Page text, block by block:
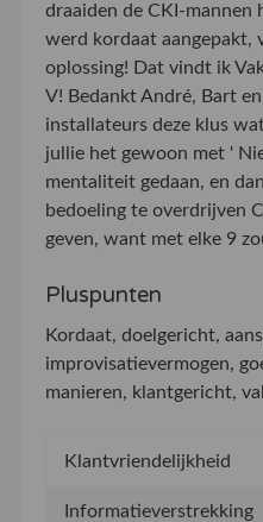
draaiden de CKI-mannen
werd kordaat aangepakt,
oplossing! Dat vindt ik
V! Bedankt André, Bart
installateurs deze klus
jullie het gewoon met '
mentaliteit gedaan, en
bedoeling te overdrijven
geven, want met elke 9
Pluspunten
Kordaat, doelgericht,
improvisatievermogen,
manieren, klantgericht,
Klantvriendelijkheid
Informatieverstrekking